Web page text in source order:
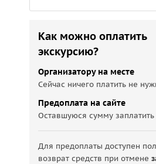
Как можно оплатить
экскурсию?
Организатору на месте
Сейчас ничего платить не
Предоплата на сайте
Оставшуюся сумму
Для предоплаты доступен
возврат средств при отмене